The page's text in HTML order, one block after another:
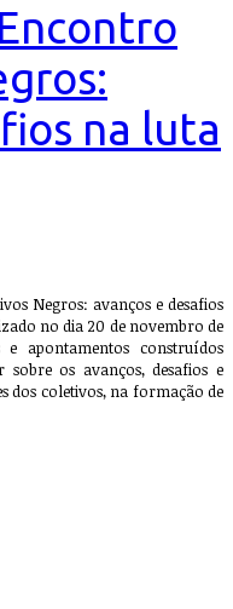
na luta
Negros: avanços e desafios
no dia 20 de novembro de
e apontamentos construídos
os avanços, desafios e
dos coletivos, na formação de